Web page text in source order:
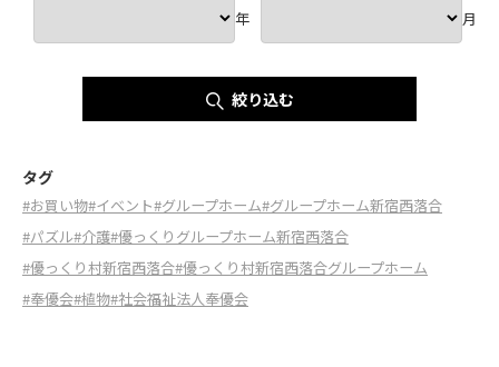
年 月
絞り込む
タグ
#お買い物#イベント#グループホーム#グループホーム新宿西落合
#パズル#介護#優っくりグループホーム新宿西落合
#優っくり村新宿西落合#優っくり村新宿西落合グループホーム
#奉優会#植物#社会福祉法人奉優会